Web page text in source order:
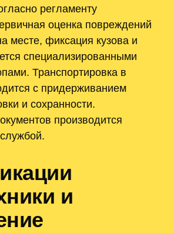
регламенту
оценка повреждений
месте, фиксация кузова и
специализированными
Транспортировка в
с придерживанием
и сохранности.
производится
и